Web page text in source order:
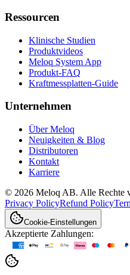
Ressourcen
Klinische Studien
Produktvideos
Meloq System App
Produkt-FAQ
Kraftmessplatten-Guide
Unternehmen
Über Meloq
Neuigkeiten & Blog
Distributoren
Kontakt
Karriere
© 2026 Meloq AB. Alle Rechte
Privacy PolicyRefund Policy
Cookie-Einstellungen
Akzeptierte Zahlungen: